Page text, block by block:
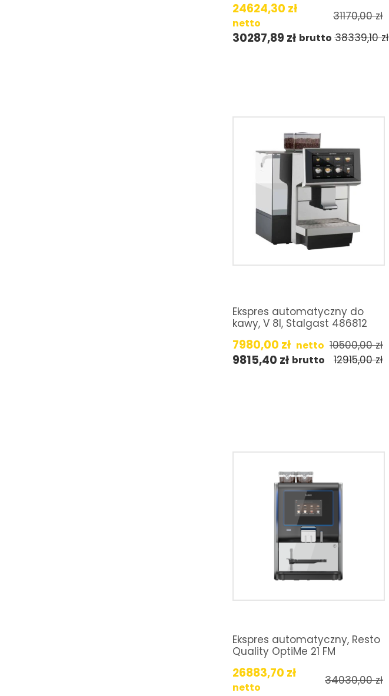
24624,30 zł
netto
31170,00zł
30287,89 zł brutto 38339,10zł
Ekspres automatyczny do
kawy, V 8l, Stalgast 486812
7980,00 zł netto 10500,00zł
9815,40 zł brutto 12915,00zł
Ekspres automatyczny, Resto
Quality OptiMe 21 FM
26883,70 zł
netto
34030,00zł